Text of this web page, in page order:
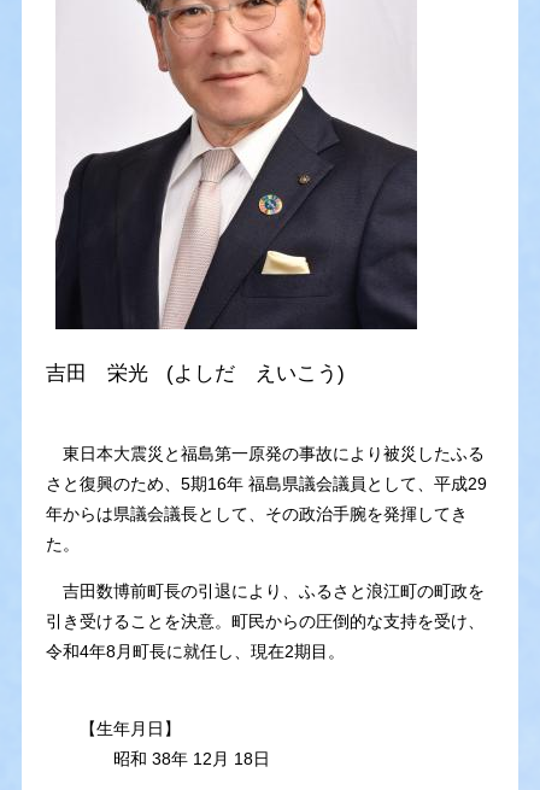
吉田 栄光 (よしだ えいこう)
東日本大震災と福島第一原発の事故により被災したふる
さと復興のため、5期16年 福島県議会議員として、平成29
年からは県議会議長として、その政治手腕を発揮してき
た。
吉田数博前町長の引退により、ふるさと浪江町の町政を
引き受けることを決意。町民からの圧倒的な支持を受け、
令和4年8月町長に就任し、現在2期目。
【生年月日】
昭和 38年 12月 18日